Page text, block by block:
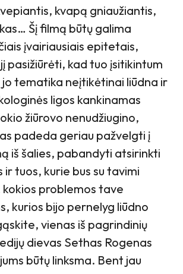
kvapą gniaužiantis,
Šį filmą būtų galima
įvairiausiais epitetais,
pasižiūrėti, kad tuo įsitikintum
tematika neįtikėtinai liūdna ir
ligos kankinamas
žiūrovo nenudžiugino,
padeda geriau pažvelgti į
iš šalies, pabandyti atsirinkti
ir tuos, kurie bus su tavimi
problemos tave
kurios bijo pernelyg liūdno
vienas iš pagrindinių
dievas Sethas Rogenas
būtų linksma. Bent jau